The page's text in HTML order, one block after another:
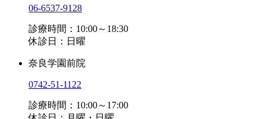
06-6537-9128
診療時間：10:00～18:30
休診日：日曜
奈良学園前院
0742-51-1122
診療時間：10:00～17:00